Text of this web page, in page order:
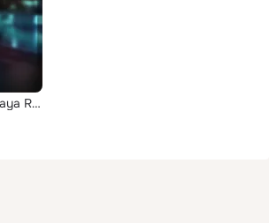
There Is No Fear (Playa Remix)